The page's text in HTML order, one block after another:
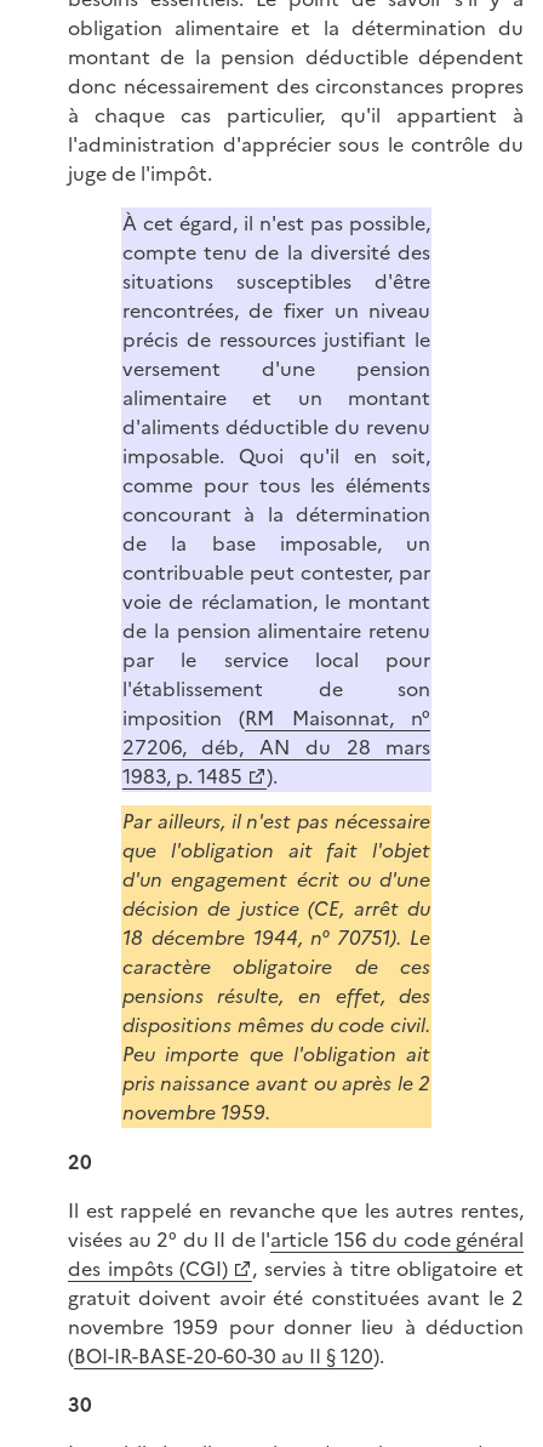
obligation alimentaire et la détermination du
montant de la pension déductible dépendent
donc nécessairement des circonstances propres
à chaque cas particulier, qu'il appartient à
l'administration d'apprécier sous le contrôle du
juge de l'impôt.
À cet égard, il n'est pas possible,
compte tenu de la diversité des
situations susceptibles d'être
rencontrées, de fixer un niveau
précis de ressources justifiant le
versement d'une pension
alimentaire et un montant
d'aliments déductible du revenu
imposable. Quoi qu'il en soit,
comme pour tous les éléments
concourant à la détermination
de la base imposable, un
contribuable peut contester, par
voie de réclamation, le montant
de la pension alimentaire retenu
par le service local pour
l'établissement de son
imposition (RM Maisonnat, n°
27206, déb, AN du 28 mars
1983, p. 1485
).
Par ailleurs, il n'est pas nécessaire
que l'obligation ait fait l'objet
d'un engagement écrit ou d'une
décision de justice (CE, arrêt du
18 décembre 1944, n° 70751). Le
caractère obligatoire de ces
pensions résulte, en effet, des
dispositions mêmes du code civil.
Peu importe que l'obligation ait
pris naissance avant ou après le 2
novembre 1959.
20
Il est rappelé en revanche que les autres rentes,
visées au 2° du II de l'article 156 du code général
des impôts (CGI)
, servies à titre obligatoire et
gratuit doivent avoir été constituées avant le 2
novembre 1959 pour donner lieu à déduction
(BOI-IR-BASE-20-60-30 au II § 120).
30